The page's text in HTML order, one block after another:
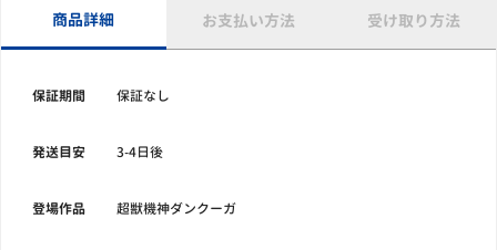
商品詳細 お支払い方法 受け取り方法
保証期間 保証なし
発送目安 3-4日後
登場作品 超獣機神ダンクーガ